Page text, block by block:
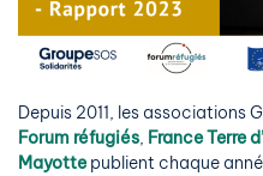
Depuis 2011, les associations
Forum réfugiés, France Terre
Mayottepublient chaque